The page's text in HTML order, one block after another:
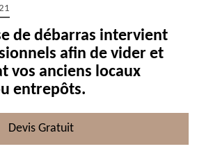
de débarras intervient
afin de vider et
vos anciens locaux
entrepôts.
Devis Gratuit